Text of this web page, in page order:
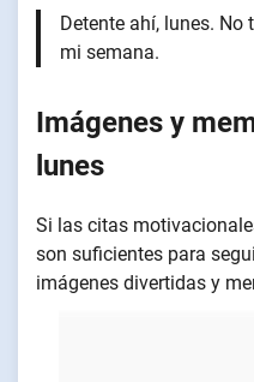
Detente ahí, lunes. No
mi semana.
Imágenes y
lunes
Si las citas
son suficientes para
imágenes divertidas y